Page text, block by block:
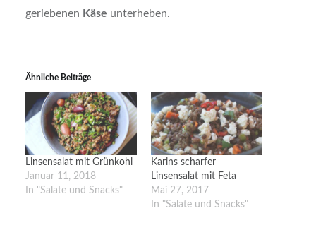
geriebenen Käse unterheben.
Ähnliche Beiträge
Linsensalat mit Grünkohl
Januar 11, 2018
In "Salate und Snacks"
Karins scharfer
Linsensalat mit Feta
Mai 27, 2017
In "Salate und Snacks"